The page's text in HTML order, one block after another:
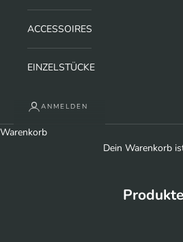
ACCESSOIRES
EINZELSTÜCKE
ANMELDEN
Warenkorb
Dein Warenkorb
Produkte